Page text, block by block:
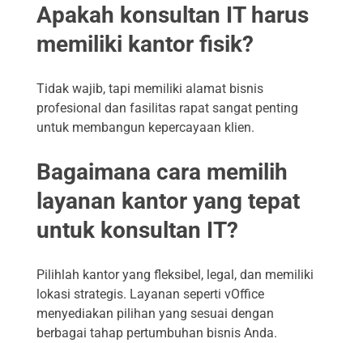
Apakah konsultan IT harus
memiliki kantor fisik?
Tidak wajib, tapi memiliki alamat bisnis
profesional dan fasilitas rapat sangat penting
untuk membangun kepercayaan klien.
Bagaimana cara memilih
layanan kantor yang tepat
untuk konsultan IT?
Pilihlah kantor yang fleksibel, legal, dan memiliki
lokasi strategis. Layanan seperti vOffice
menyediakan pilihan yang sesuai dengan
berbagai tahap pertumbuhan bisnis Anda.